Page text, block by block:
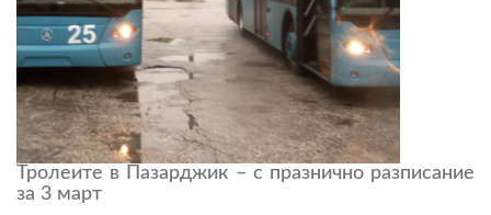
Тролеите в Пазарджик – с празнично разписание
за 3 март